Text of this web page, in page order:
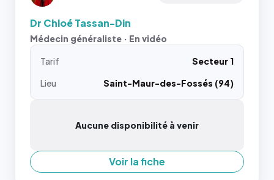
Dr Chloé Tassan-Din
Médecin généraliste · En vidéo
Tarif
Secteur 1
Lieu
Saint-Maur-des-Fossés (94)
Aucune disponibilité à venir
Voir la fiche